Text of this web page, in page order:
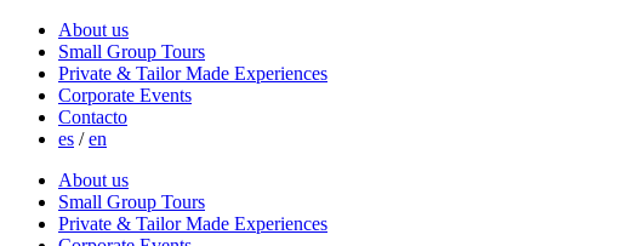
About us
Small Group Tours
Private & Tailor Made Experiences
Corporate Events
Contacto
es /en
About us
Small Group Tours
Private & Tailor Made Experiences